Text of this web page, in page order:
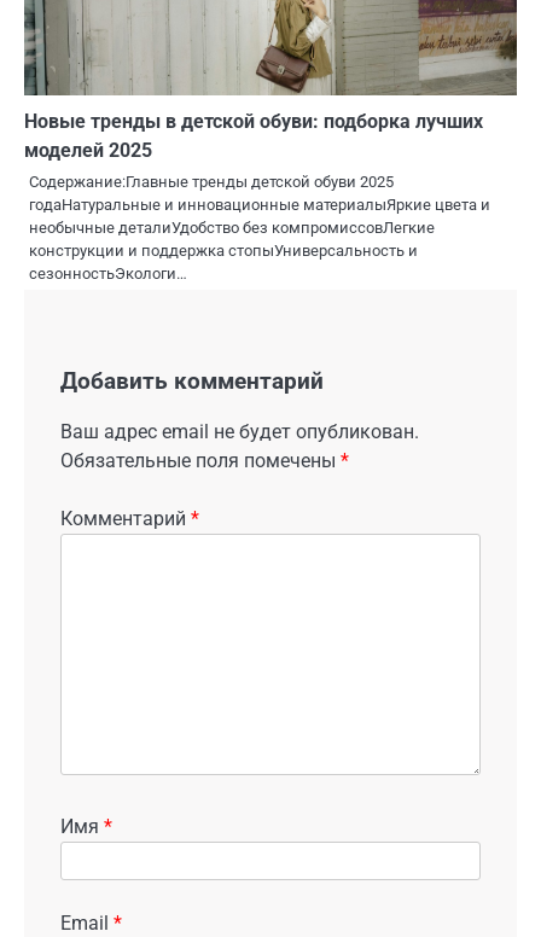
Новые тренды в детской обуви: подборка лучших
моделей 2025
Содержание:Главные тренды детской обуви 2025
годаНатуральные и инновационные материалыЯркие цвета и
необычные деталиУдобство без компромиссовЛегкие
конструкции и поддержка стопыУниверсальность и
сезонностьЭкологи…
Добавить комментарий
Ваш адрес email не будет опубликован.
Обязательные поля помечены *
Комментарий *
Имя *
Email *